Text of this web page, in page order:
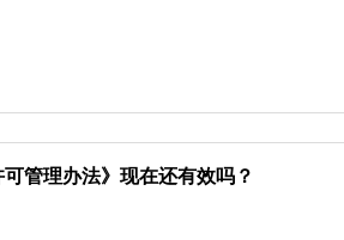
可管理办法》现在还有效吗？